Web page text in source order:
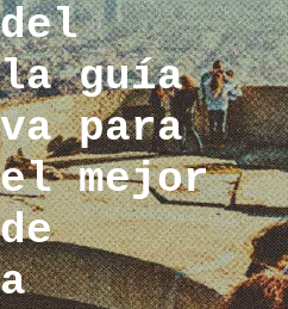
guía
para
mejor